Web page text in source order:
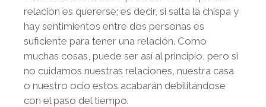
relación es quererse; es decir, si salta la chispa y
hay sentimientos entre dos personas es
suficiente para tener una relación. Como
muchas cosas, puede ser así al principio, pero si
no cuidamos nuestras relaciones, nuestra casa
o nuestro ocio estos acabarán debilitándose
con el paso del tiempo.